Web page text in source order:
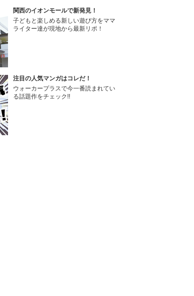
関西のイオンモールで新発見！
子どもと楽しめる新しい遊び方をママ
ライター達が現地から最新リポ！
注目の人気マンガはコレだ！
ウォーカープラスで今一番読まれてい
る話題作をチェック!!